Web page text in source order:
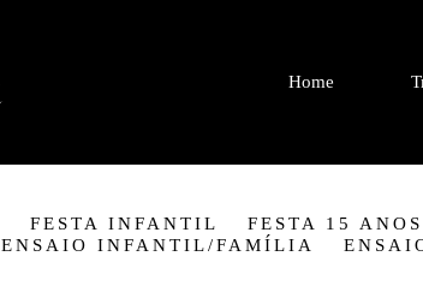
Home
FESTA INFANTIL FESTA 15 ANOS
ENSAIO INFANTIL/FAMÍLIA